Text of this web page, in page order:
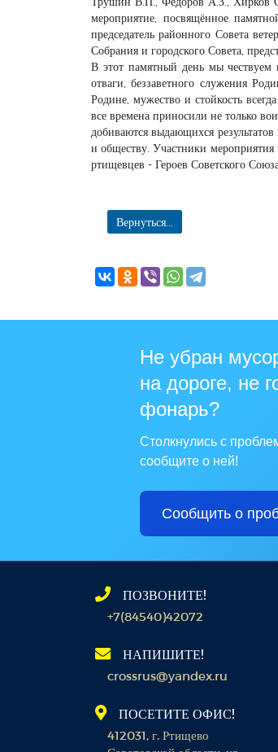
мероприятие, посвящённое
председатель районного Совета
Собрания и городского Совета,
В этот памятный день мы
отваги, беззаветного служения
Родине, мужество и стойкость
все времена приносили не только
добиваются выдающихся
и обществу. Участники
ртищевцев - Героев Советского
Вернуться...
Не убран
на дороге, не
фонарь?
Столкнулись с
сообщите о ней!
Сообщить о
ПОЗВОНИТЕ!
+7(84540)42072
НАПИШИТЕ!
crossrus@yandex.ru
ПОСЕТИТЕ ОФИС!
412031, г. Ртищево